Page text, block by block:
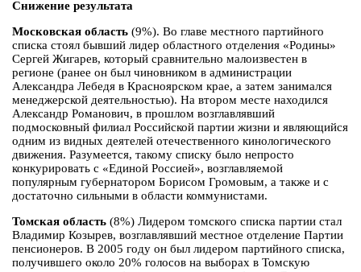
Снижение результата
Московская область (9%). Во главе местного партийного
списка стоял бывший лидер областного отделения «Родины»
Сергей Жигарев, который сравнительно малоизвестен в
регионе (ранее он был чиновником в администрации
Александра Лебедя в Красноярском крае, а затем занимался
менеджерской деятельностью). На втором месте находился
Александр Романович, в прошлом возглавлявший
подмосковный филиал Российской партии жизни и являющийся
одним из видных деятелей отечественного кинологического
движения. Разумеется, такому списку было непросто
конкурировать с «Единой Россией», возглавляемой
популярным губернатором Борисом Громовым, а также и с
достаточно сильными в области коммунистами.
Томская область (8%) Лидером томского списка партии стал
Владимир Козырев, возглавлявший местное отделение Партии
пенсионеров. В 2005 году он был лидером партийного списка,
получившего около 20% голосов на выборах в Томскую